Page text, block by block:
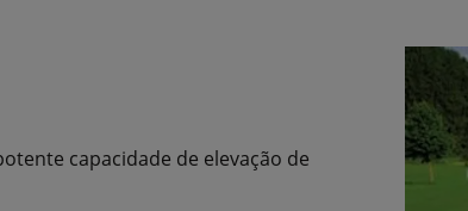
capacidade de elevação de